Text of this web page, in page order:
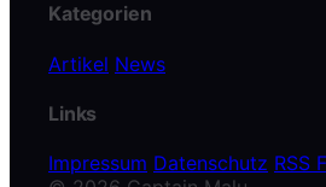
Kategorien
Artikel News
Links
Impressum Datenschutz RSS